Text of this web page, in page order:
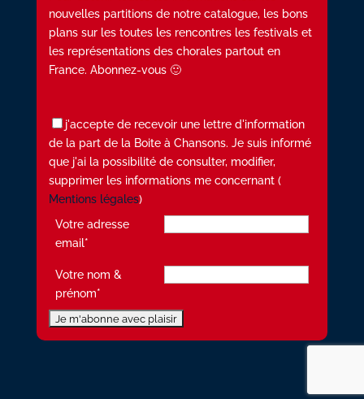
nouvelles partitions de notre catalogue, les bons
plans sur les toutes les rencontres les festivals et
les représentations des chorales partout en
France. Abonnez-vous 🙂
j'accepte de recevoir une lettre d'information
de la part de la Boite à Chansons. Je suis informé
que j'ai la possibilité de consulter, modifier,
supprimer les informations me concernant (
Mentions légales)
Votre adresse
email*
Votre nom &
prénom*